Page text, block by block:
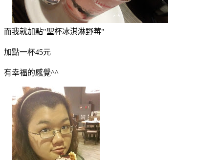
而我就加點"聖杯冰淇淋野莓"
加點一杯45元
有幸福的感覺^^